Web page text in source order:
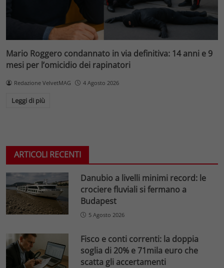
Mario Roggero condannato in via definitiva: 14 anni e 9
mesi per l’omicidio dei rapinatori
Redazione VelvetMAG 4 Agosto 2026
Leggi di più
ARTICOLI RECENTI
Danubio a livelli minimi record: le
crociere fluviali si fermano a
Budapest
5 Agosto 2026
Fisco e conti correnti: la doppia
soglia di 20% e 71mila euro che
scatta gli accertamenti